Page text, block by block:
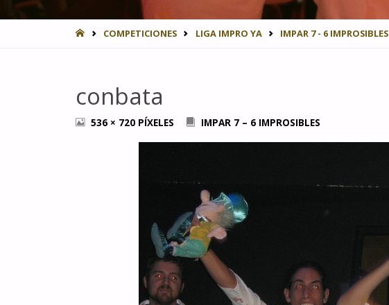
INICIOCOMPETICIONES LIGA IMPRO YA IMPAR 7 - 6 IMPROSIBLES
conbata
TAMAÑO
536 × 720 PÍXELES IMPAR 7 – 6 IMPROSIBLES